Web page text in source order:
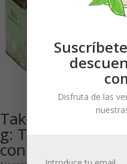
Take a break 100
g: Tapa cuadrada
con bisagra
Disfruta de las